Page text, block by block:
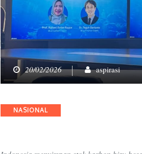
20/02/2026 aspirasi
Categories
NASIONAL